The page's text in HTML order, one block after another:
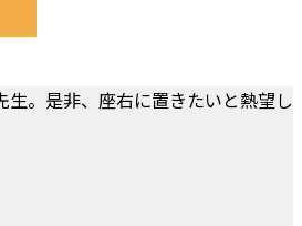
生。是非、座右に置きたいと熱望し